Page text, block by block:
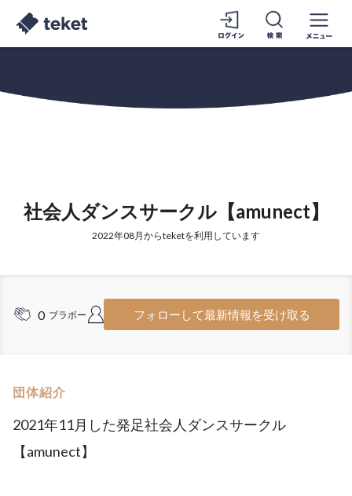
社会人ダンスサークル【amunect】
2022年08月からteketを利用しています
0 ブラボー フォロワー
フォローして最新情報を受け取る
団体紹介
2021年11月した発足社会人ダンスサークル
【amunect】